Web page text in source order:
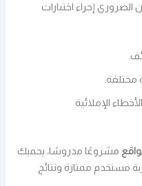
إجراء اختبارات
مختلفة.
الإملائية
مشروعًا مدروسًا، يحميك
مستخدم ممتازة ونتائج